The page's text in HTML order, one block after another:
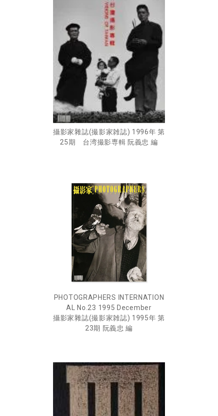
攝影家雜誌(撮影家雑誌) 1996年 第
25期 台湾撮影専輯 阮義忠 編
PHOTOGRAPHERS INTERNATION
AL No.23 1995 December
攝影家雜誌(撮影家雑誌) 1995年 第
23期 阮義忠 編